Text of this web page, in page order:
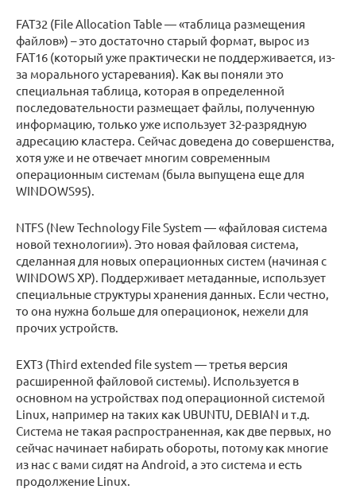
FAT32 (File Allocation Table — «таблица размещения
файлов») – это достаточно старый формат, вырос из
FAT16 (который уже практически не поддерживается, из-
за морального устаревания). Как вы поняли это
специальная таблица, которая в определенной
последовательности размещает файлы, полученную
информацию, только уже использует 32-разрядную
адресацию кластера. Сейчас доведена до совершенства,
хотя уже и не отвечает многим современным
операционным системам (была выпущена еще для
WINDOWS95).
NTFS (New Technology File System — «файловая система
новой технологии»). Это новая файловая система,
сделанная для новых операционных систем (начиная с
WINDOWS XP). Поддерживает метаданные, использует
специальные структуры хранения данных. Если честно,
то она нужна больше для операционок, нежели для
прочих устройств.
EXT3 (Third extended file system — третья версия
расширенной файловой системы). Используется в
основном на устройствах под операционной системой
Linux, например на таких как UBUNTU, DEBIAN и т.д.
Система не такая распространенная, как две первых, но
сейчас начинает набирать обороты, потому как многие
из нас с вами сидят на Android, а это система и есть
продолжение Linux.